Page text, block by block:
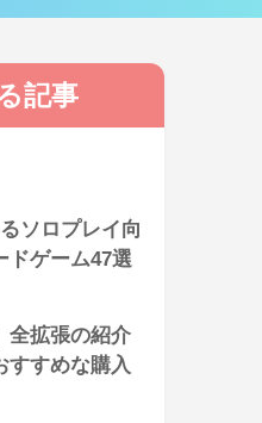
記事
ソロプレイ向
ドゲーム47選
全拡張の紹介
すすめな購入